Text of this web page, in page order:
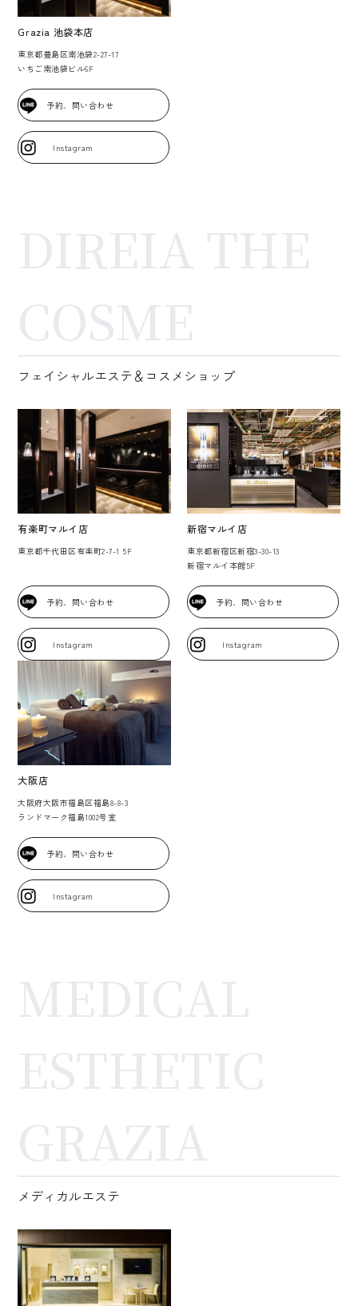
Grazia 池袋本店
東京都豊島区南池袋2-27-17
いちご南池袋ビル6F
予約、問い合わせ
Instagram
フェイシャルエステ＆コスメショップ
有楽町マルイ店
東京都千代田区有楽町2-7-1 5F
予約、問い合わせ
Instagram
新宿マルイ店
東京都新宿区新宿3-30-13
新宿マルイ本館5F
予約、問い合わせ
Instagram
大阪店
大阪府大阪市福島区福島8-8-3
ランドマーク福島1002号室
予約、問い合わせ
Instagram
メディカルエステ